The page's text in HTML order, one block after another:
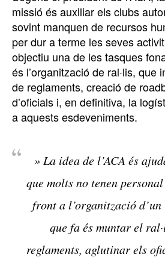
missió és auxiliar els clubs
sovint manquen de recursos
per dur a terme les seves
objectiu una de les tasques
és l’organització de ral·lis, que
de reglaments, creació de
d’oficials i, en definitiva, la
a aquests esdeveniments.
» La idea de l’ACA és
que molts no tenen
front a l’organització d’un
que fa és muntar el
reglaments, aglutinar els